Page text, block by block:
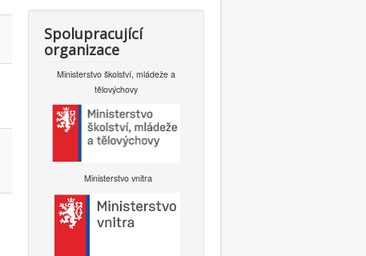
Spolupracující
organizace
Ministerstvo školství, mládeže a
tělovýchovy
Ministerstvo vnitra